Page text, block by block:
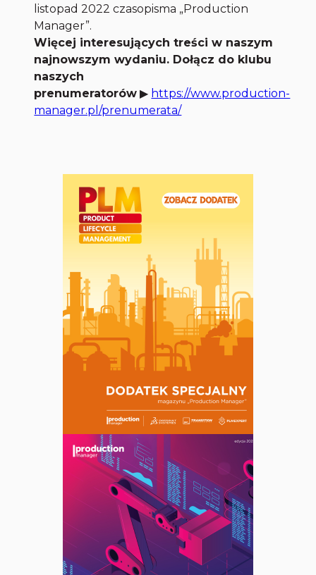
listopad 2022 czasopisma „Production
Manager”.
Więcej interesujących treści w naszym
najnowszym wydaniu. Dołącz do klubu
naszych
prenumeratorów ▶ https://www.production-
manager.pl/prenumerata/